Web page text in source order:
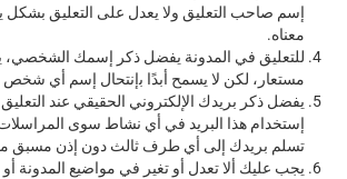
ﺇﺳﻢ ﺻﺎﺣﺐ ﺍﻟﺘﻌﻠﻴﻖ ﻭﻻ ﻳﻌﺪﻝ ﻋﻠﻰ ﺍﻟﺘﻌﻠﻴﻖ ﺑﺸﻜﻞ
ﻣﻌﻨﺎﻩ.
ﻟﻠﺘﻌﻠﻴﻖ ﻓﻲ ﺍﻟﻤﺪﻭﻧﺔ ﻳﻔﻀﻞ ﺫﻛﺮ إﺳﻤﻚ ﺍﻟﺸﺨﺼﻲ،
ﻣﺴﺘﻌﺎﺭ، ﻟﻜﻦ ﻻ ﻳﺴﻤﺢ ﺃﺑﺪًﺍ ﺑإﻧﺘﺤﺎﻝ إﺳﻢ ﺃﻱ ﺷﺨﺺ
ﻳﻔﻀﻞ ﺫﻛﺮ ﺑﺮﻳﺪﻙ ﺍﻹﻟﻜﺘﺮﻭﻧﻲ ﺍﻟﺤﻘﻴﻘﻲ ﻋﻨﺪ
إﺳﺘﺨﺪﺍﻡ ﻫﺬﺍ ﺍﻟﺒﺮﻳﺪ ﻓﻲ ﺃﻱ ﻧﺸﺎﻁ ﺳﻮﻯ ﺍﻟﻤﺮﺍﺳﻼﺕ
ﺗﺴﻠﻢ ﺑﺮﻳﺪﻙ ﺇﻟﻰ ﺃﻱ ﻃﺮﻑ ﺛﺎﻟﺚ ﺩﻭﻥ ﺇﺫﻥ ﻣﺴﺒﻖ
ﻳﺠﺐ ﻋﻠﻴﻚ ﺃﻻ ﺗﻌﺪﻝ ﺃﻭ تغير في مواضيع ﺍﻟﻤﺪﻭﻧﺔ